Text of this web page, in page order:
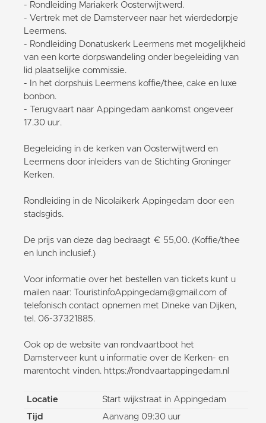
- Rondleiding Mariakerk Oosterwijtwerd.
- Vertrek met de Damsterveer naar het wierdedorpje
Leermens.
- Rondleiding Donatuskerk Leermens met mogelijkheid
van een korte dorpswandeling onder begeleiding van
lid plaatselijke commissie.
- In het dorpshuis Leermens koffie/thee, cake en luxe
bonbon.
- Terugvaart naar Appingedam aankomst ongeveer
17.30 uur.
Begeleiding in de kerken van Oosterwijtwerd en
Leermens door inleiders van de Stichting Groninger
Kerken.
Rondleiding in de Nicolaikerk Appingedam door een
stadsgids.
De prijs van deze dag bedraagt € 55,00. (Koffie/thee
en lunch inclusief.)
Voor informatie over het bestellen van tickets kunt u
mailen naar: TouristinfoAppingedam@gmail.com of
telefonisch contact opnemen met Dineke van Dijken,
tel. 06-37321885.
Ook op de website van rondvaartboot het
Damsterveer kunt u informatie over de Kerken- en
marentocht vinden. https://rondvaartappingedam.nl
Locatie
Start wijkstraat in Appingedam
Tijd
Aanvang 09:30 uur